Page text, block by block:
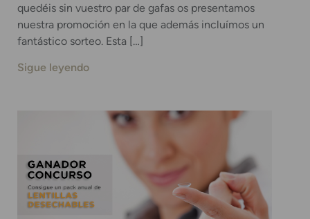
quedéis sin vuestro par de gafas os presentamos
nuestra promoción en la que además incluímos un
fantástico sorteo. Esta […]
Sigue leyendo